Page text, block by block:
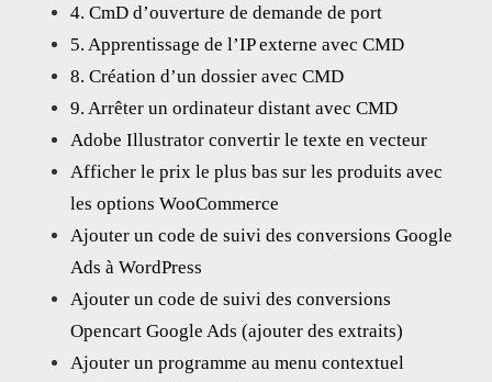
4. CmD d’ouverture de demande de port
5. Apprentissage de l’IP externe avec CMD
8. Création d’un dossier avec CMD
9. Arrêter un ordinateur distant avec CMD
Adobe Illustrator convertir le texte en vecteur
Afficher le prix le plus bas sur les produits avec
les options WooCommerce
Ajouter un code de suivi des conversions Google
Ads à WordPress
Ajouter un code de suivi des conversions
Opencart Google Ads (ajouter des extraits)
Ajouter un programme au menu contextuel